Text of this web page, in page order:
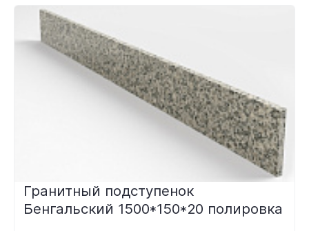
Гранитный подступенок
Бенгальский 1500*150*20 полировка